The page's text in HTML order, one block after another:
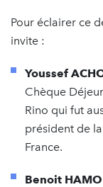
Pour éclairer ce
invite :
Youssef
Chèque
Rino qui fut
président de
France.
Benoit